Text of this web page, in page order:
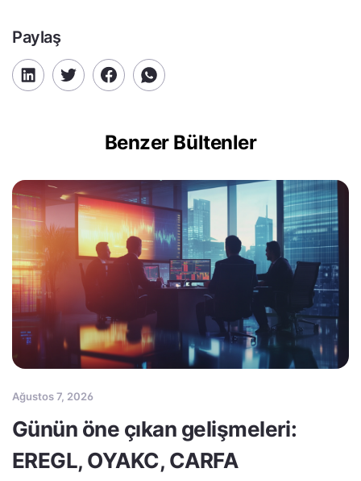
Paylaş
Benzer Bültenler
Ağustos 7, 2026
Günün öne çıkan gelişmeleri:
EREGL, OYAKC, CARFA